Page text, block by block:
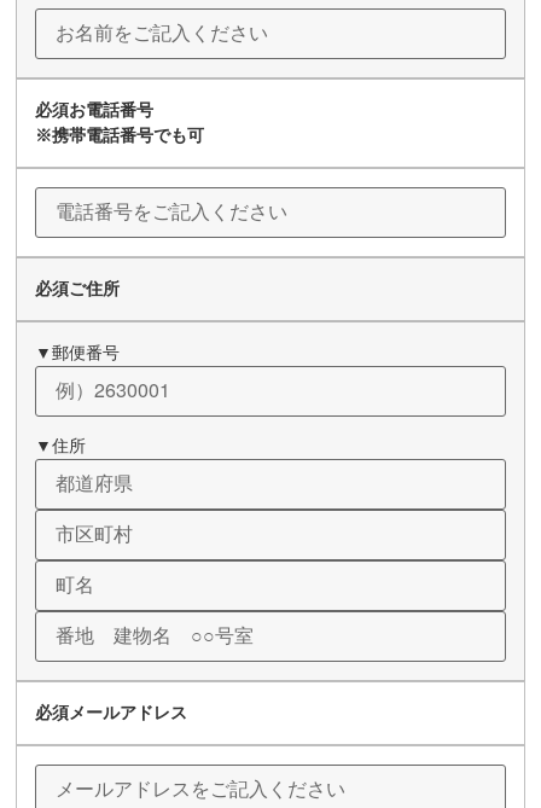
必須お電話番号
※携帯電話番号でも可
必須ご住所
▼郵便番号
▼住所
必須メールアドレス